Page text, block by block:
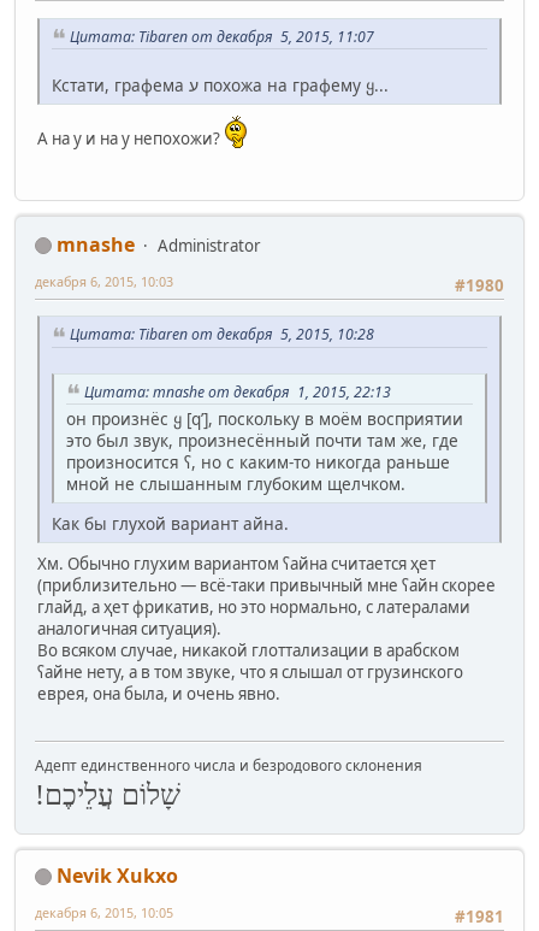
Цитата: Tibaren от декабря 5, 2015, 11:07
Кстати, графема ע похожа на графему ყ...
А на y и на у непохожи?
mnashe
Administrator
#1980
декабря 6, 2015, 10:03
Цитата: Tibaren от декабря 5, 2015, 10:28
Цитата: mnashe от декабря 1, 2015, 22:13
он произнёс ყ [qʼ], поскольку в моём восприятии
это был звук, произнесённый почти там же, где
произносится ʕ, но с каким-то никогда раньше
мной не слышанным глубоким щелчком.
Как бы глухой вариант айна.
Хм. Обычно глухим вариантом ʕайна считается ҳет
(приблизительно — всё-таки привычный мне ʕайн скорее
глайд, а ҳет фрикатив, но это нормально, с латералами
аналогичная ситуация).
Во всяком случае, никакой глоттализации в арабском
ʕайне нету, а в том звуке, что я слышал от грузинского
еврея, она была, и очень явно.
Адепт единственного числа и безродового склонения
שָׁלוֹם עֲלֵיכֶם!
Nevik Xukxo
#1981
декабря 6, 2015, 10:05